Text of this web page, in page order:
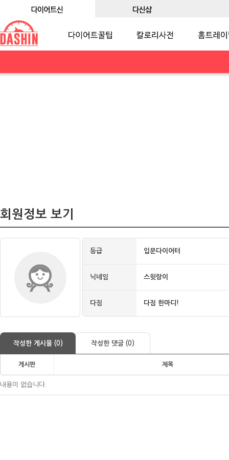
회원정보 보기
등급 입문다이어터
닉네임 스윗랑이
다짐 다짐 한마디!
작성한 게시물 (0) 작성한 댓글 (0)
게시판 제목
내용이 없습니다.